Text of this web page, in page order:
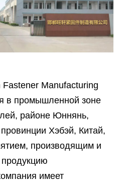
Manufacturing
в промышленной зоне
районе Юннянь,
Хэбэй, Китай,
производящим и
имеет